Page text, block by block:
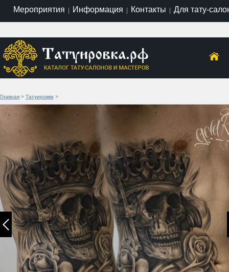
Мероприятия | Информация | Контакты | Для тату-
Главная > Татуировки >